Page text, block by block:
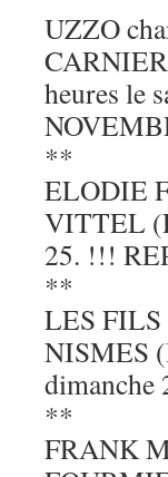
UZZO
heures le
**
ELODIE
VITTEL
25. !!!
**
LES
NISMES
**
FRANK